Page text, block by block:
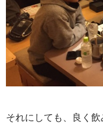
それにしても、良く飲